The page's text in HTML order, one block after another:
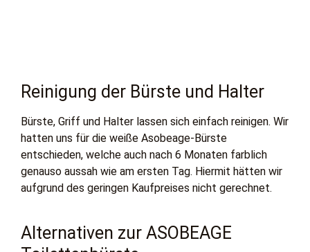
Reinigung der Bürste und Halter
Bürste, Griff und Halter lassen sich einfach reinigen. Wir
hatten uns für die weiße Asobeage-Bürste
entschieden, welche auch nach 6 Monaten farblich
genauso aussah wie am ersten Tag. Hiermit hätten wir
aufgrund des geringen Kaufpreises nicht gerechnet.
Alternativen zur ASOBEAGE